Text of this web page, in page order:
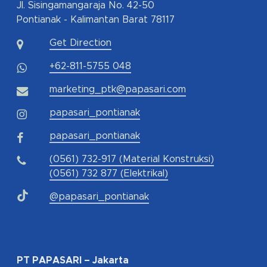
Jl. Sisingamangaraja No. 42-50
Pontianak - Kalimantan Barat 78117
Get Direction
+62-811-5755 048
marketing_ptk@papasari.com
papasari_pontianak
papasari_pontianak
(0561) 732-917 (Material Konstruksi)
(0561) 732 877 (Elektrikal)
@papasari_pontianak
PT PAPASARI – Jakarta